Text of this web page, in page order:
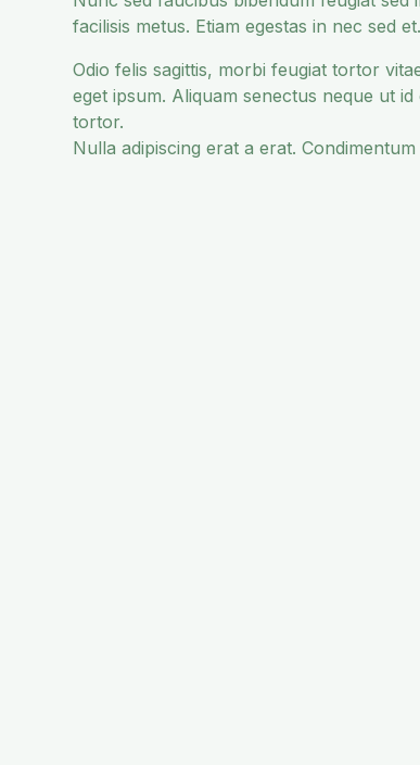
facilisis metus. Etiam egestas in nec sed
Odio felis sagittis, morbi feugiat tortor
eget ipsum. Aliquam senectus neque ut
tortor.
Nulla adipiscing erat a erat.